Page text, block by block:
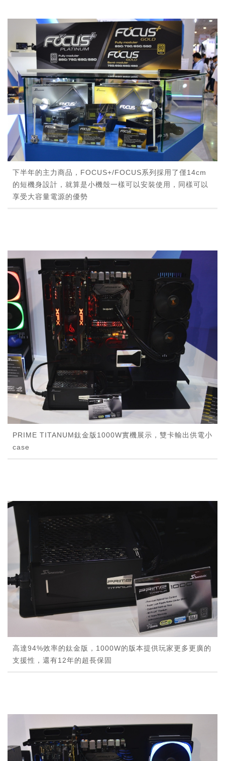
下半年的主力商品，FOCUS+/FOCUS系列採用了僅14cm
的短機身設計，就算是小機殼一樣可以安裝使用，同樣可以
享受大容量電源的優勢
PRIME TITANUM鈦金版1000W實機展示，雙卡輸出供電小
case
高達94%效率的鈦金版，1000W的版本提供玩家更多更廣的
支援性，還有12年的超長保固